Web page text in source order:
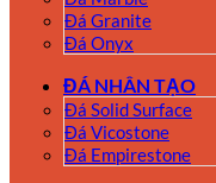
Đá Granite
Đá Onyx
ĐÁ NHÂN TẠO
Đá Solid Surface
Đá Vicostone
Đá Empirestone